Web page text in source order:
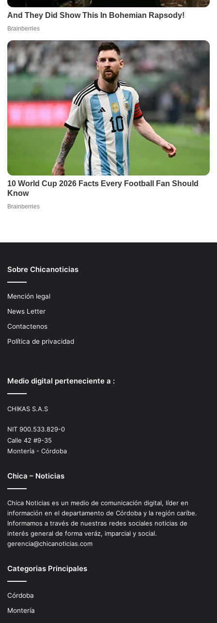
Sobre Chicanoticias
Mención legal
News Letter
Contactenos
Política de privacidad
Medio digital perteneciente a :
CHIKAS S.A.S
NIT 900.533.829-0
Calle 42 #9-35
Montería - Córdoba
Chica – Noticias
Chica Noticias es un medio de comunicación digital, líder en
información en el departamento de Córdoba y la región caríbe.
Informamos a través de nuestras redes sociales noticias de
interés general de forma veráz, imparcial y social.
gerencia@chicanoticias.com
Categorias Principales
Córdoba
Montería